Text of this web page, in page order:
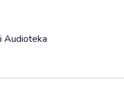
Audioteka